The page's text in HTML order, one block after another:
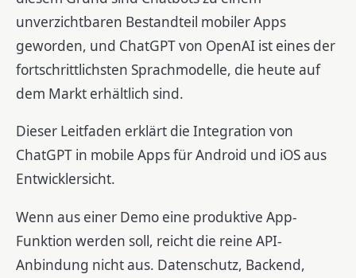
unverzichtbaren Bestandteil mobiler Apps
geworden, und ChatGPT von OpenAI ist eines der
fortschrittlichsten Sprachmodelle, die heute auf
dem Markt erhältlich sind.
Dieser Leitfaden erklärt die Integration von
ChatGPT in mobile Apps für Android und iOS aus
Entwicklersicht.
Wenn aus einer Demo eine produktive App-
Funktion werden soll, reicht die reine API-
Anbindung nicht aus. Datenschutz, Backend,